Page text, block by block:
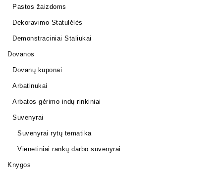
Pastos žaizdoms
Dekoravimo Statulėlės
Demonstraciniai Staliukai
Dovanos
Dovanų kuponai
Arbatinukai
Arbatos gėrimo indų rinkiniai
Suvenyrai
Suvenyrai rytų tematika
Vienetiniai rankų darbo suvenyrai
Knygos